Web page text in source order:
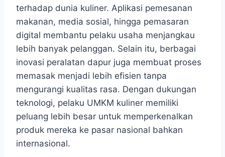
terhadap dunia kuliner. Aplikasi pemesanan
makanan, media sosial, hingga pemasaran
digital membantu pelaku usaha menjangkau
lebih banyak pelanggan. Selain itu, berbagai
inovasi peralatan dapur juga membuat proses
memasak menjadi lebih efisien tanpa
mengurangi kualitas rasa. Dengan dukungan
teknologi, pelaku UMKM kuliner memiliki
peluang lebih besar untuk memperkenalkan
produk mereka ke pasar nasional bahkan
internasional.